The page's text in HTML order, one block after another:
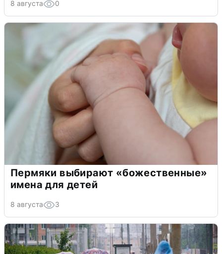
8 августа 0
Пермяки выбирают «божественные»
имена для детей
8 августа 3